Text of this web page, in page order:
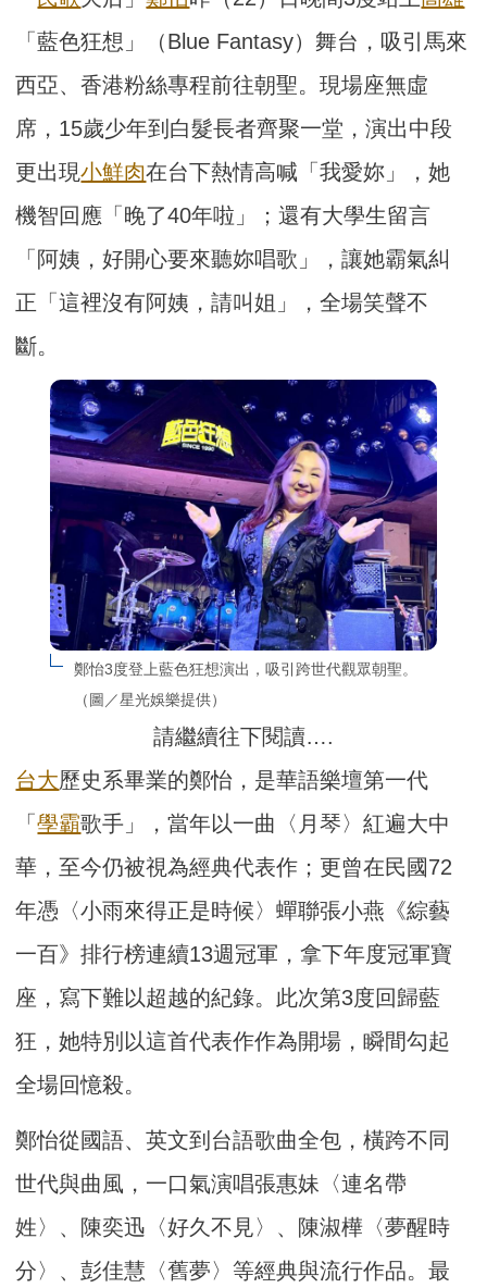
「藍色狂想」（Blue Fantasy）舞台，吸引馬來
西亞、香港粉絲專程前往朝聖。現場座無虛
席，15歲少年到白髮長者齊聚一堂，演出中段
更出現小鮮肉在台下熱情高喊「我愛妳」，她
機智回應「晚了40年啦」；還有大學生留言
「阿姨，好開心要來聽妳唱歌」，讓她霸氣糾
正「這裡沒有阿姨，請叫姐」，全場笑聲不
斷。
鄭怡3度登上藍色狂想演出，吸引跨世代觀眾朝聖。
（圖／星光娛樂提供）
請繼續往下閱讀….
台大歷史系畢業的鄭怡，是華語樂壇第一代
「學霸歌手」，當年以一曲〈月琴〉紅遍大中
華，至今仍被視為經典代表作；更曾在民國72
年憑〈小雨來得正是時候〉蟬聯張小燕《綜藝
一百》排行榜連續13週冠軍，拿下年度冠軍寶
座，寫下難以超越的紀錄。此次第3度回歸藍
狂，她特別以這首代表作作為開場，瞬間勾起
全場回憶殺。
鄭怡從國語、英文到台語歌曲全包，橫跨不同
世代與曲風，一口氣演唱張惠妹〈連名帶
姓〉、陳奕迅〈好久不見〉、陳淑樺〈夢醒時
分〉、彭佳慧〈舊夢〉等經典與流行作品。最